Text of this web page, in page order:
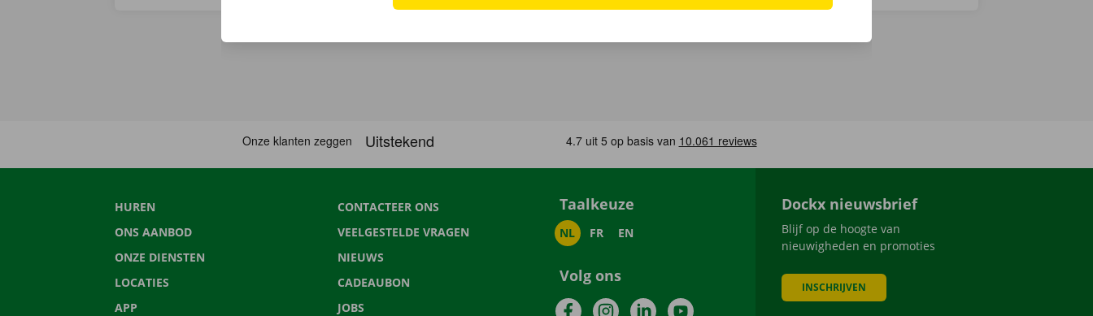
HUREN
ONS AANBOD
ONZE DIENSTEN
LOCATIES
APP
CONTACTEER ONS
VEELGESTELDE VRAGEN
NIEUWS
CADEAUBON
JOBS
Taalkeuze
NL FR EN
Volg ons
FacebookInstagramLinkedInYouTube
Dockx nieuwsbrief
Blijf op de hoogte van
nieuwigheden en promoties
INSCHRIJVEN